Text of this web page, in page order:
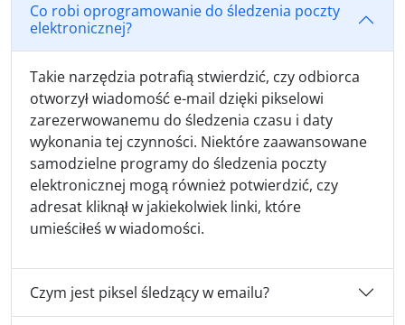
Co robi oprogramowanie do śledzenia poczty
elektronicznej?
Takie narzędzia potrafią stwierdzić, czy odbiorca
otworzył wiadomość e-mail dzięki pikselowi
zarezerwowanemu do śledzenia czasu i daty
wykonania tej czynności. Niektóre zaawansowane
samodzielne programy do śledzenia poczty
elektronicznej mogą również potwierdzić, czy
adresat kliknął w jakiekolwiek linki, które
umieściłeś w wiadomości.
Czym jest piksel śledzący w emailu?